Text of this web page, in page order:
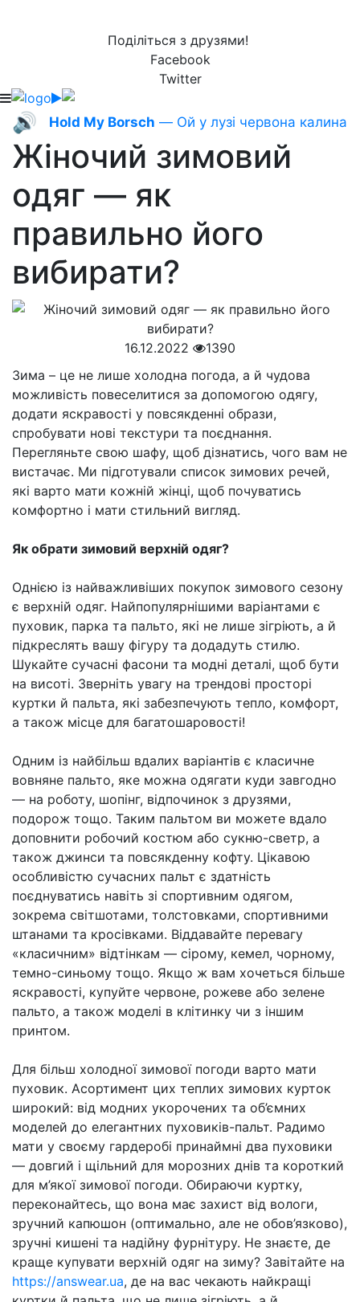
Поділіться з друзями!
Facebook
Twitter
🔊 Hold My Borsch — Ой у лузі червона калина
Жіночий зимовий
одяг — як
правильно його
вибирати?
16.12.2022
1390
Зима – це не лише холодна погода, а й чудова
можливість повеселитися за допомогою одягу,
додати яскравості у повсякденні образи,
спробувати нові текстури та поєднання.
Перегляньте свою шафу, щоб дізнатись, чого вам не
вистачає. Ми підготували список зимових речей,
які варто мати кожній жінці, щоб почуватись
комфортно і мати стильний вигляд.
Як обрати зимовий верхній одяг?
Однією із найважливіших покупок зимового сезону
є верхній одяг. Найпопулярнішими варіантами є
пуховик, парка та пальто, які не лише зігріють, а й
підкреслять вашу фігуру та додадуть стилю.
Шукайте сучасні фасони та модні деталі, щоб бути
на висоті. Зверніть увагу на трендові просторі
куртки й пальта, які забезпечують тепло, комфорт,
а також місце для багатошаровості!
Одним із найбільш вдалих варіантів є класичне
вовняне пальто, яке можна одягати куди завгодно
— на роботу, шопінг, відпочинок з друзями,
подорож тощо. Таким пальтом ви можете вдало
доповнити робочий костюм або сукню-светр, а
також джинси та повсякденну кофту. Цікавою
особливістю сучасних пальт є здатність
поєднуватись навіть зі спортивним одягом,
зокрема світшотами, толстовками, спортивними
штанами та кросівками. Віддавайте перевагу
«класичним» відтінкам — сірому, кемел, чорному,
темно-синьому тощо. Якщо ж вам хочеться більше
яскравості, купуйте червоне, рожеве або зелене
пальто, а також моделі в клітинку чи з іншим
принтом.
Для більш холодної зимової погоди варто мати
пуховик. Асортимент цих теплих зимових курток
широкий: від модних укорочених та об’ємних
моделей до елегантних пуховиків-пальт. Радимо
мати у своєму гардеробі принаймні два пуховики
— довгий і щільний для морозних днів та короткий
для м’якої зимової погоди. Обираючи куртку,
переконайтесь, що вона має захист від вологи,
зручний капюшон (оптимально, але не обов’язково),
зручні кишені та надійну фурнітуру. Не знаєте, де
краще купувати верхній одяг на зиму? Завітайте на
https://answear.ua, де на вас чекають найкращі